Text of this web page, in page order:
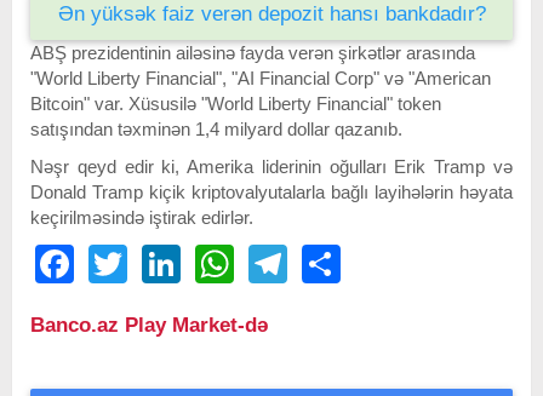
Ən yüksək faiz verən depozit hansı bankdadır?
ABŞ prezidentinin ailəsinə fayda verən şirkətlər arasında
"World Liberty Financial", "AI Financial Corp" və "American
Bitcoin" var. Xüsusilə "World Liberty Financial" token
satışından təxminən 1,4 milyard dollar qazanıb.
Nəşr qeyd edir ki, Amerika liderinin oğulları Erik Tramp və
Donald Tramp kiçik kriptovalyutalarla bağlı layihələrin həyata
keçirilməsində iştirak edirlər.
FacebookTwitter LinkedIn WhatsAppTelegram
Banco.az Play Market-də